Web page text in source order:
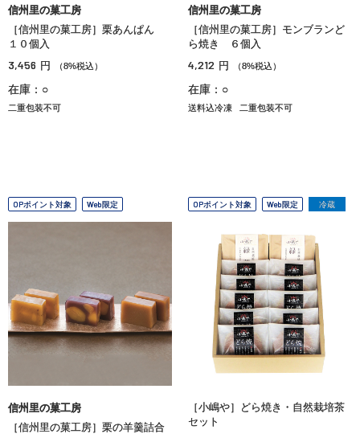
信州里の菓工房
［信州里の菓工房］栗あんぱん
１０個入
3,456 円 （8%税込）
在庫：○
二重包装不可
信州里の菓工房
［信州里の菓工房］モンブランど
ら焼き ６個入
4,212 円 （8%税込）
在庫：○
送料込冷凍 二重包装不可
OPポイント対象 Web限定
信州里の菓工房
［信州里の菓工房］栗の羊羹詰合
OPポイント対象 Web限定 冷蔵
［小嶋や］どら焼き・自然栽培茶
セット